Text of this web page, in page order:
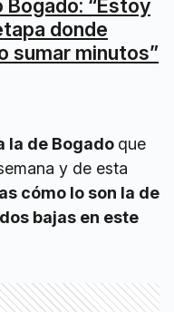
Bogado: “Estoy
donde
sumar minutos”
la de Bogado que
y de esta
cómo lo son la de
bajas en este